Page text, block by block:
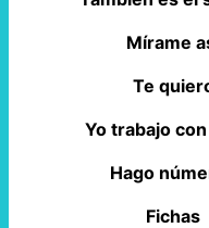
Mírame
Te
Yo trabajo
Hago
Fichas